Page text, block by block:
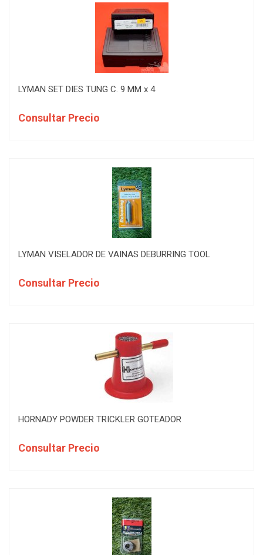
LYMAN SET DIES TUNG C. 9 MM x 4
Consultar Precio
LYMAN VISELADOR DE VAINAS DEBURRING TOOL
Consultar Precio
HORNADY POWDER TRICKLER GOTEADOR
Consultar Precio